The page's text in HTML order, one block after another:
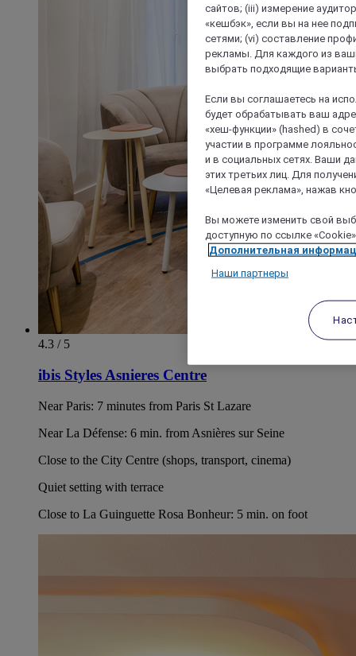
4.3 / 5
ibis Styles Asnieres Centre
Near Paris: 7 minutes from Paris St Lazare
Near La Défense: 6 min. from Asnières sur Seine
Close to the City Centre (shops, transport, cinema)
Quiet setting with terrace
Close to La Guinguette Rosa Bonheur: 5 min. on foot
сайтов; (iii) измерение
«кешбэк», если вы на нее
сетями; (vi) составление
рекламы. Для каждого из
выбрать подходящие
Если вы соглашаетесь на
будет обрабатывать ваш
«хеш-функции» (hashed) в
участии в программе
и в социальных сетях. Ваши
этих третьих лиц. Для
«Целевая реклама», нажав
Вы можете изменить свой
доступную по ссылке
Дополнительная
Наши партнеры